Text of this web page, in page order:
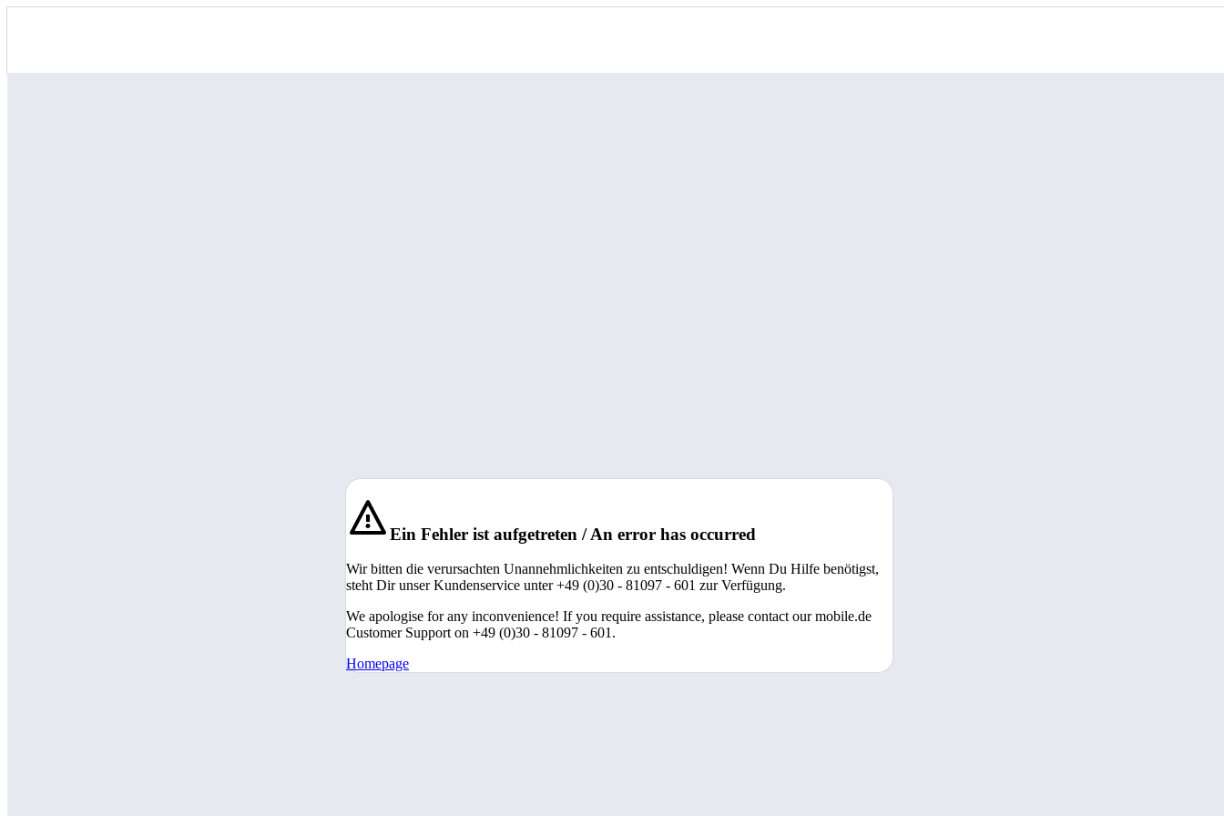
Ein Fehler ist aufgetreten / An error has occurred
Wir bitten die verursachten Unannehmlichkeiten zu entschuldigen! Wenn Du Hilfe benötigst,
steht Dir unser Kundenservice unter +49 (0)30 - 81097 - 601 zur Verfügung.
We apologise for any inconvenience! If you require assistance, please contact our mobile.de
Customer Support on +49 (0)30 - 81097 - 601.
Homepage